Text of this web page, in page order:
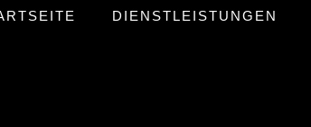
DIENSTLEISTUNGEN